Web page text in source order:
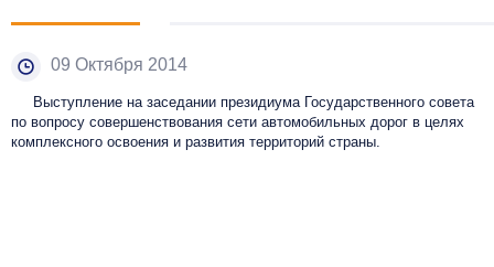
09 Октября 2014
Выступление на заседании президиума Государственного совета
по вопросу совершенствования сети автомобильных дорог в целях
комплексного освоения и развития территорий страны.